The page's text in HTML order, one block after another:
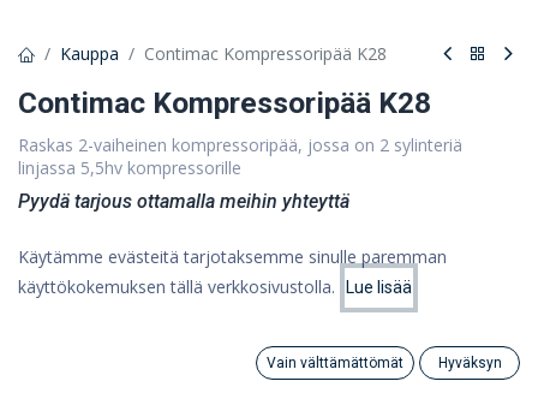
Hinta:
Lisää ostoskoriin
Category
Kauppa Contimac Kompressoripää K28
Contimac Kompressoripää K28
Raskas 2-vaiheinen kompressoripää, jossa on 2 sylinteriä
linjassa 5,5hv kompressorille
Pyydä tarjous ottamalla meihin yhteyttä
Ota yhteyttä
Käytämme evästeitä tarjotaksemme sinulle paremman
käyttökokemuksen tällä verkkosivustolla.
Lue lisää
Vain välttämättömät Hyväksyn